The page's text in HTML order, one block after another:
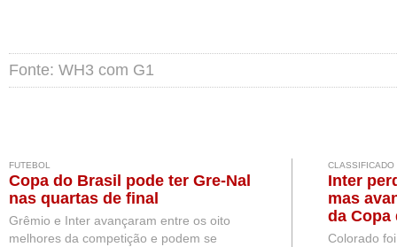
Fonte: WH3 com G1
FUTEBOL
Copa do Brasil pode ter Gre-Nal
nas quartas de final
Grêmio e Inter avançaram entre os oito
melhores da competição e podem se
CLASSIFICADO
Inter
mas
da Copa
Colorado